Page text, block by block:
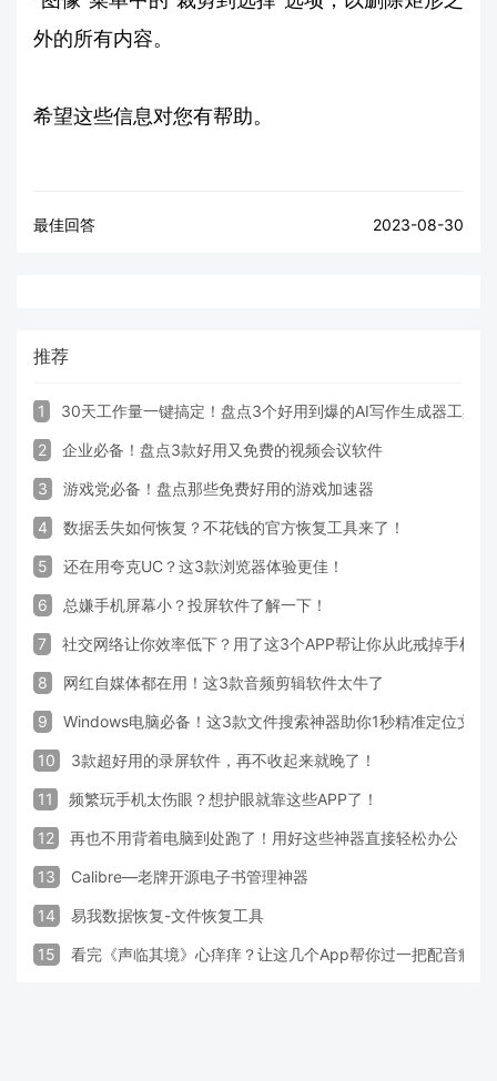
外的所有内容。
希望这些信息对您有帮助。
最佳回答 2023-08-30
推荐
1 30天工作量一键搞定！盘点3个好用到爆的AI写作生成器工具
2 企业必备！盘点3款好用又免费的视频会议软件
3 游戏党必备！盘点那些免费好用的游戏加速器
4 数据丢失如何恢复？不花钱的官方恢复工具来了！
5 还在用夸克UC？这3款浏览器体验更佳！
6 总嫌手机屏幕小？投屏软件了解一下！
7 社交网络让你效率低下？用了这3个APP帮让你从此戒掉手机！
8 网红自媒体都在用！这3款音频剪辑软件太牛了
9 Windows电脑必备！这3款文件搜索神器助你1秒精准定位文件
10 3款超好用的录屏软件，再不收起来就晚了！
11 频繁玩手机太伤眼？想护眼就靠这些APP了！
12 再也不用背着电脑到处跑了！用好这些神器直接轻松办公
13 Calibre—老牌开源电子书管理神器
14 易我数据恢复-文件恢复工具
15 看完《声临其境》心痒痒？让这几个App帮你过一把配音瘾